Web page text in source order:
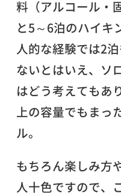
料（アルコール・
と5～6泊のハイキ
人的な経験では2
ないとはいえ、ソ
はどう考えてもあ
上の容量でもまっ
ル。
もちろん楽しみ方
人十色ですので、